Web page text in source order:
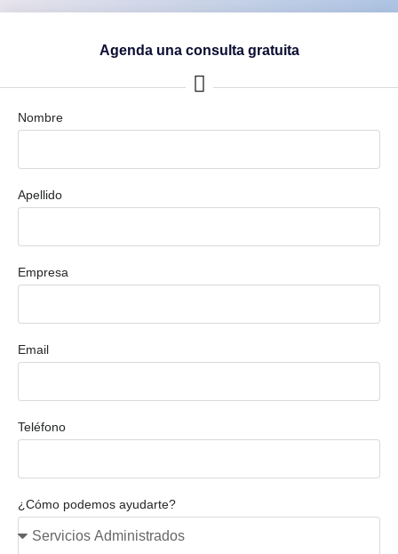
Agenda una consulta gratuita
Nombre
Apellido
Empresa
Email
Teléfono
¿Cómo podemos ayudarte?